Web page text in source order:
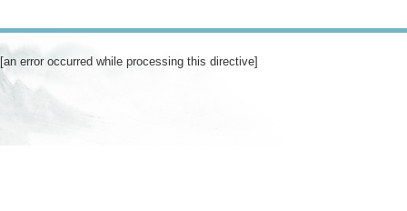
[an error occurred while processing this directive]